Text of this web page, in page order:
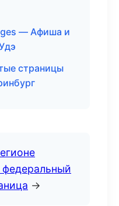
— Афиша и
страницы
→